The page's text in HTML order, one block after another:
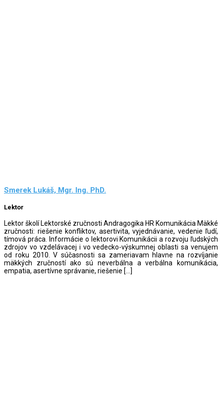
Smerek Lukáš, Mgr. Ing. PhD.
Lektor
Lektor školí Lektorské zručnosti Andragogika HR Komunikácia Mäkké
zručnosti: riešenie konfliktov, asertivita, vyjednávanie, vedenie ľudí,
tímová práca. Informácie o lektorovi Komunikácii a rozvoju ľudských
zdrojov vo vzdelávacej i vo vedecko-výskumnej oblasti sa venujem
od roku 2010. V súčasnosti sa zameriavam hlavne na rozvíjanie
mäkkých zručností ako sú neverbálna a verbálna komunikácia,
empatia, asertívne správanie, riešenie […]